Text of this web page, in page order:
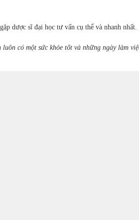
dược sĩ đại học tư vấn cụ thể và nhanh nhất.
có một sức khỏe tốt và những ngày làm